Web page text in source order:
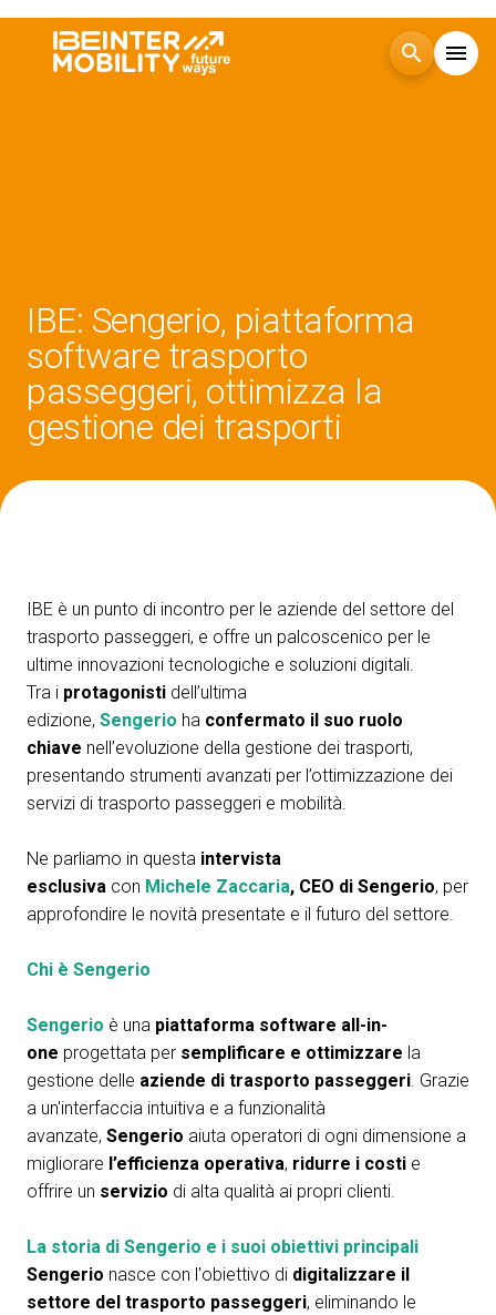
search menu
Blog
Eventi
Media arrow_right
AREA RISERVATA VISITATORI
person
A cura di:
IBE: Sengerio, piattaforma
software trasporto
passeggeri, ottimizza la
gestione dei trasporti
IBE è un punto di incontro per le aziende del settore del
trasporto passeggeri, e offre un palcoscenico per le
ultime innovazioni tecnologiche e soluzioni digitali.
Tra i protagonisti dell’ultima
edizione, Sengerio ha confermato il suo ruolo
chiave nell’evoluzione della gestione dei trasporti,
presentando strumenti avanzati per l’ottimizzazione dei
servizi di trasporto passeggeri e mobilità.
Ne parliamo in questa intervista
esclusiva con Michele Zaccaria, CEO di Sengerio, per
approfondire le novità presentate e il futuro del settore.
Chi è Sengerio
Sengerio è una piattaforma software all-in-
one progettata per semplificare e ottimizzare la
gestione delle aziende di trasporto passeggeri. Grazie
a un'interfaccia intuitiva e a funzionalità
avanzate, Sengerio aiuta operatori di ogni dimensione a
migliorare l’efficienza operativa, ridurre i costi e
offrire un servizio di alta qualità ai propri clienti.
La storia di Sengerio e i suoi obiettivi principali
Sengerio nasce con l'obiettivo di digitalizzare il
settore del trasporto passeggeri, eliminando le